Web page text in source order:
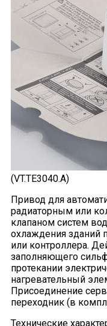
(VT.TE3040.A)
Привод для
радиаторным или
клапаном систем
охлаждения зданий
или контроллера.
заполняющего
протекании
нагревательный
Присоединение
переходник (в
Технические